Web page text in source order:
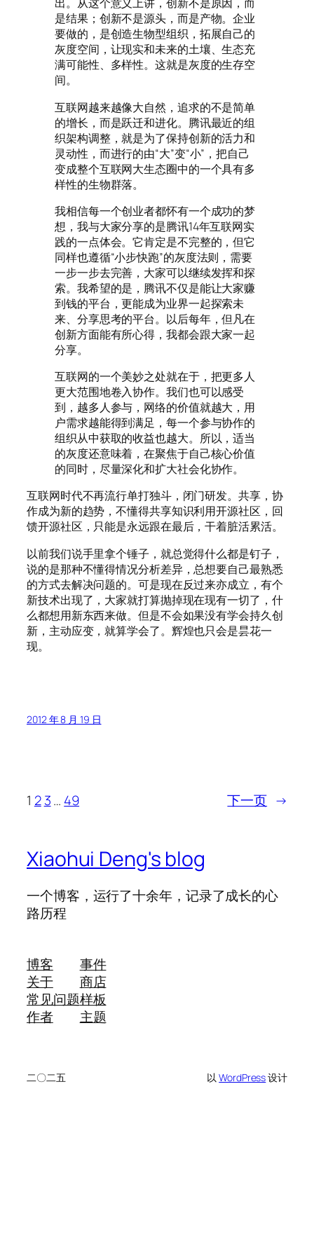
是结果；创新不是源头，而是产物。企业
要做的，是创造生物型组织，拓展自己的
灰度空间，让现实和未来的土壤、生态充
满可能性、多样性。这就是灰度的生存空
间。
互联网越来越像大自然，追求的不是简单
的增长，而是跃迁和进化。腾讯最近的组
织架构调整，就是为了保持创新的活力和
灵动性，而进行的由“大”变“小”，把自己
变成整个互联网大生态圈中的一个具有多
样性的生物群落。
我相信每一个创业者都怀有一个成功的梦
想，我与大家分享的是腾讯14年互联网实
践的一点体会。它肯定是不完整的，但它
同样也遵循“小步快跑”的灰度法则，需要
一步一步去完善，大家可以继续发挥和探
索。我希望的是，腾讯不仅是能让大家赚
到钱的平台，更能成为业界一起探索未
来、分享思考的平台。以后每年，但凡在
创新方面能有所心得，我都会跟大家一起
分享。
互联网的一个美妙之处就在于，把更多人
更大范围地卷入协作。我们也可以感受
到，越多人参与，网络的价值就越大，用
户需求越能得到满足，每一个参与协作的
组织从中获取的收益也越大。所以，适当
的灰度还意味着，在聚焦于自己核心价值
的同时，尽量深化和扩大社会化协作。
互联网时代不再流行单打独斗，闭门研发。共享，协
作成为新的趋势，不懂得共享知识利用开源社区，回
馈开源社区，只能是永远跟在最后，干着脏活累活。
以前我们说手里拿个锤子，就总觉得什么都是钉子，
说的是那种不懂得情况分析差异，总想要自己最熟悉
的方式去解决问题的。可是现在反过来亦成立，有个
新技术出现了，大家就打算抛掉现在现有一切了，什
么都想用新东西来做。但是不会如果没有学会持久创
新，主动应变，就算学会了。辉煌也只会是昙花一
现。
2012 年 8 月 19 日
1 2 3… 49 下一页 →
Xiaohui Deng's blog
一个博客，运行了十余年，记录了成长的心
路历程
博客
关于
常见问题
作者
事件
商店
样板
主题
二〇二五 以WordPress设计